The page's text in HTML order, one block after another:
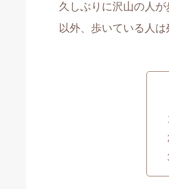
久しぶりに沢山の人
以外、歩いている人